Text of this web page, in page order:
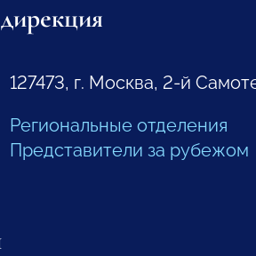
127473, г. Москва, 2-й
Региональные отделения
Представители за рубежом